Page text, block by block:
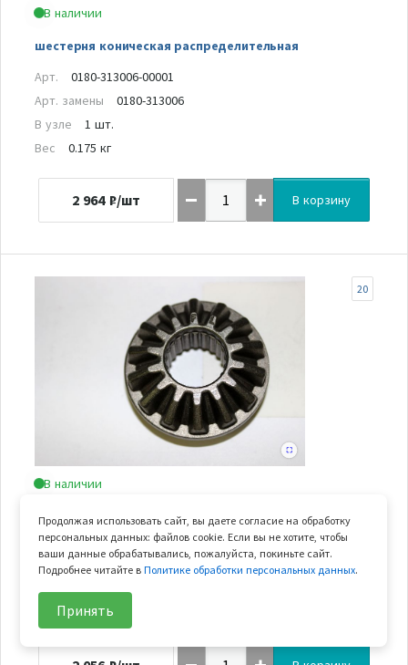
В наличии
шестерня коническая распределительная
Арт.
0180-313006-00001
Арт. замены
0180-313006
В узле
1 шт.
Вес
0.175 кг
2 964 ₽/шт В корзину
В наличии
шестерня коническая распределительная (заменен
на 0180-313006-00001)
20
Арт.
0180-313006
В узле
1 шт.
0.175 кг
Продолжая использовать сайт, вы даете согласие на обработку
персональных данных: файлов cookie. Если вы не хотите, чтобы
ваши данные обрабатывались, пожалуйста, покиньте сайт.
Подробнее читайте вПолитике обработки персональных данных.
Принять